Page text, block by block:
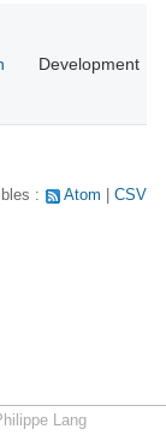
Development
: Atom CSV
Lang